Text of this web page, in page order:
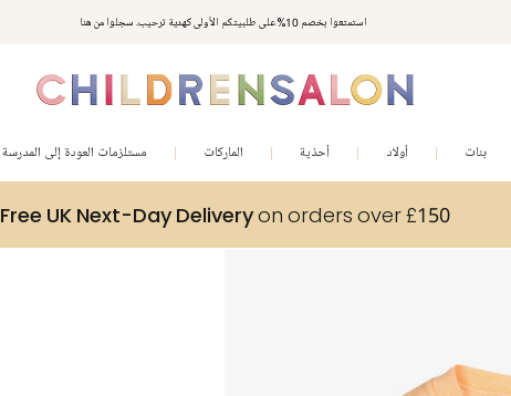
استمتعوا بخصم 10% على طلبيتكم الأولى كهدية ترحيب. سجلوا من هنا
بنات أولاد أحذية الماركات مستلزمات العودة إلى المدرسة
Free UK Next-Day Deliveryon orders over £150